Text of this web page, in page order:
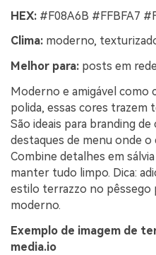
HEX: #F08A6B #FFBFA7
Clima: moderno,
Melhor para: posts em
Moderno e amigável como
polida, essas cores trazem
São ideais para branding
destaques de menu onde o
Combine detalhes em
manter tudo limpo. Dica:
estilo terrazzo no pêssego
moderno.
Exemplo de imagem de
media.io